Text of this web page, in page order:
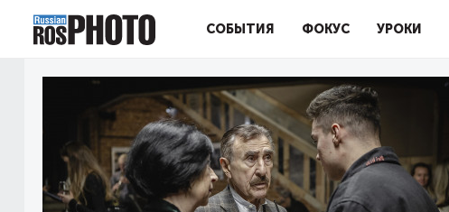
СОБЫТИЯ ФОКУС УРОКИ